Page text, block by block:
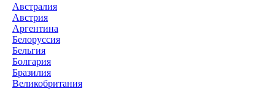
Австралия
Австрия
Аргентина
Белоруссия
Бельгия
Болгария
Бразилия
Великобритания